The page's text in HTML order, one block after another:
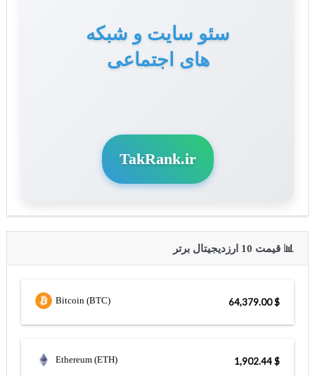
سئو سایت و شبکه
های اجتماعی
TakRank.ir
📊 قیمت 10 ارزدیجیتال برتر
Bitcoin (BTC) $ 64,379.00
Ethereum (ETH) $ 1,902.44